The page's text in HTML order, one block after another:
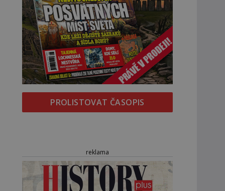
PROLISTOVAT ČASOPIS
reklama